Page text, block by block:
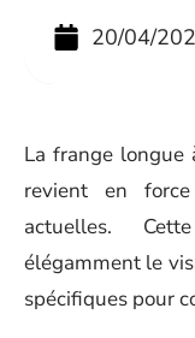
20/04/
La frange longue
revient en
actuelles.
élégamment le
spécifiques pour